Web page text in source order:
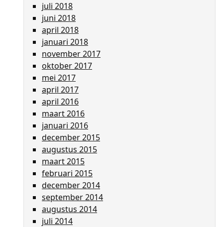
juli 2018
juni 2018
april 2018
januari 2018
november 2017
oktober 2017
mei 2017
april 2017
april 2016
maart 2016
januari 2016
december 2015
augustus 2015
maart 2015
februari 2015
december 2014
september 2014
augustus 2014
juli 2014